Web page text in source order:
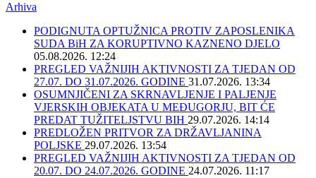
Arhiva
PODIGNUTA OPTUŽNICA PROTIV ZAPOSLENIKA
SUDA BiH ZA KORUPTIVNO KAZNENO DJELO
05.08.2026. 12:24
PREGLED VAŽNIJIH AKTIVNOSTI ZA TJEDAN OD
27.07. DO 31.07.2026. GODINE 31.07.2026. 13:34
OSUMNJIČENI ZA SKRNAVLJENJE I PALJENJE
VJERSKIH OBJEKATA U MEĐUGORJU, BIT ĆE
PREDAT TUŽITELJSTVU BIH 29.07.2026. 14:14
PREDLOŽEN PRITVOR ZA DRŽAVLJANINA
POLJSKE 29.07.2026. 13:54
PREGLED VAŽNIJIH AKTIVNOSTI ZA TJEDAN OD
20.07. DO 24.07.2026. GODINE 24.07.2026. 11:17